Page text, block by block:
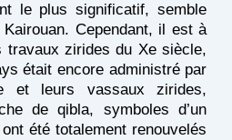
le plus significatif, semble
Cependant, il est à
travaux zirides du Xe siècle,
était encore administré par
et leurs vassaux zirides,
de qibla, symboles d’un
été totalement renouvelés